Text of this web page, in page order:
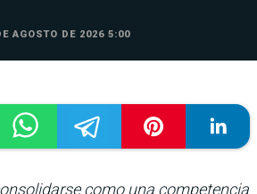
AGOSTO DE 2026 5:00
como una competencia